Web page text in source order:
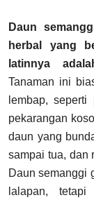
Daun
herbal yang
latinnya
Tanaman ini
lembap,
pekarangan
daun yang
sampai tua, dan
Daun semanggi
lalapan,